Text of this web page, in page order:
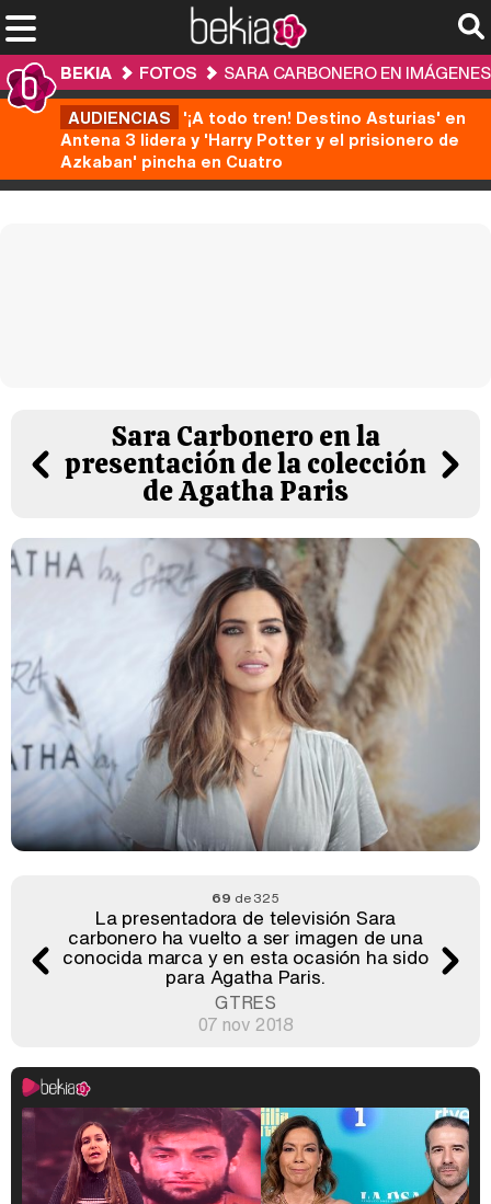
BEKIA FOTOS
SARA CARBONERO EN IMÁGENES
AUDIENCIAS '¡A todo tren! Destino Asturias' en
Antena 3 lidera y 'Harry Potter y el prisionero de
Azkaban' pincha en Cuatro
Sara Carbonero en la
presentación de la colección
de Agatha Paris
69 de 325
La presentadora de televisión Sara
carbonero ha vuelto a ser imagen de una
conocida marca y en esta ocasión ha sido
para Agatha Paris.
GTRES
07 nov 2018